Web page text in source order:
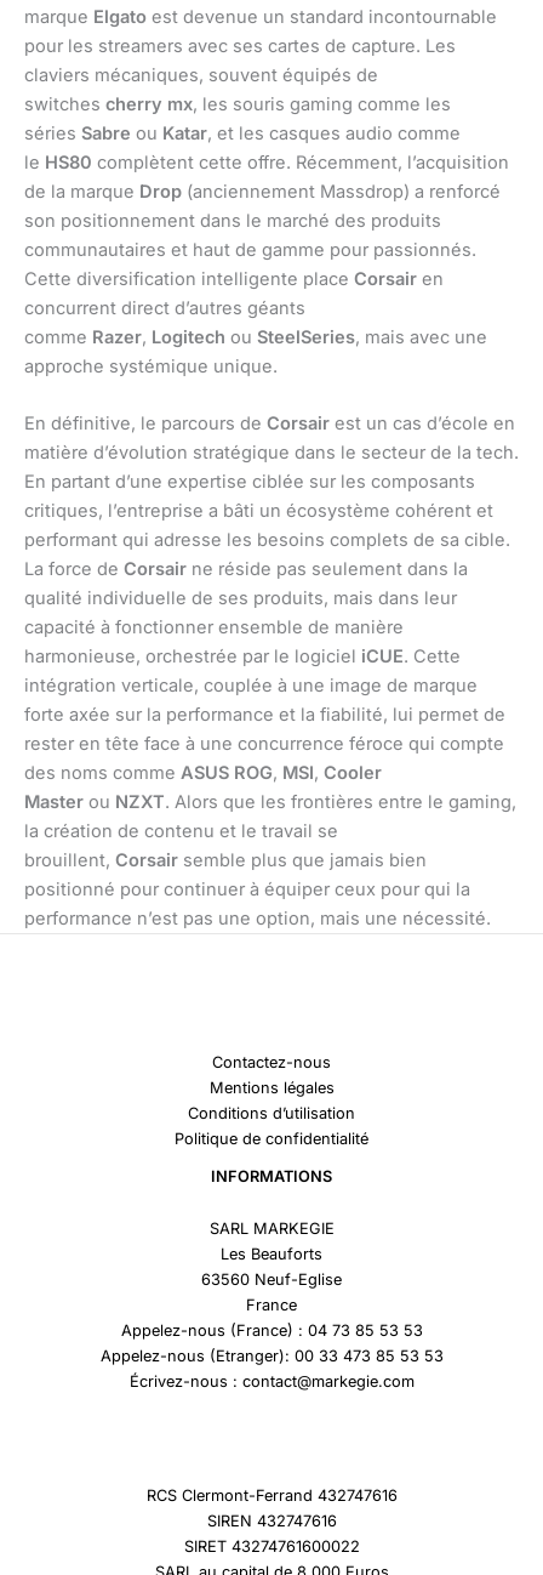
marque Elgato est devenue un standard incontournable
pour les streamers avec ses cartes de capture. Les
claviers mécaniques, souvent équipés de
switches cherry mx, les souris gaming comme les
séries Sabre ou Katar, et les casques audio comme
le HS80 complètent cette offre. Récemment, l’acquisition
de la marque Drop (anciennement Massdrop) a renforcé
son positionnement dans le marché des produits
communautaires et haut de gamme pour passionnés.
Cette diversification intelligente place Corsair en
concurrent direct d’autres géants
comme Razer, Logitech ou SteelSeries, mais avec une
approche systémique unique.
En définitive, le parcours de Corsair est un cas d’école en
matière d’évolution stratégique dans le secteur de la tech.
En partant d’une expertise ciblée sur les composants
critiques, l’entreprise a bâti un écosystème cohérent et
performant qui adresse les besoins complets de sa cible.
La force de Corsair ne réside pas seulement dans la
qualité individuelle de ses produits, mais dans leur
capacité à fonctionner ensemble de manière
harmonieuse, orchestrée par le logiciel iCUE. Cette
intégration verticale, couplée à une image de marque
forte axée sur la performance et la fiabilité, lui permet de
rester en tête face à une concurrence féroce qui compte
des noms comme ASUS ROG, MSI, Cooler
Master ou NZXT. Alors que les frontières entre le gaming,
la création de contenu et le travail se
brouillent, Corsair semble plus que jamais bien
positionné pour continuer à équiper ceux pour qui la
performance n’est pas une option, mais une nécessité.
Contactez-nous
Mentions légales
Conditions d’utilisation
Politique de confidentialité
INFORMATIONS
SARL MARKEGIE
Les Beauforts
63560 Neuf-Eglise
France
Appelez-nous (France) : 04 73 85 53 53
Appelez-nous (Etranger): 00 33 473 85 53 53
Écrivez-nous : contact@markegie.com
RCS Clermont-Ferrand 432747616
SIREN 432747616
SIRET 43274761600022